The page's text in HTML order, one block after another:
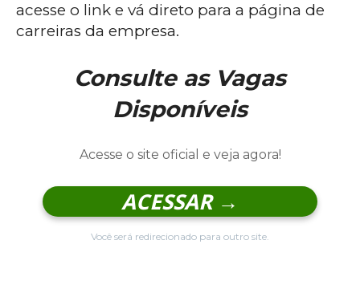
acesse o link e vá direto para a página de
carreiras da empresa.
Consulte as Vagas
Disponíveis
Acesse o site oficial e veja agora!
ACESSAR →
Você será redirecionado para outro site.